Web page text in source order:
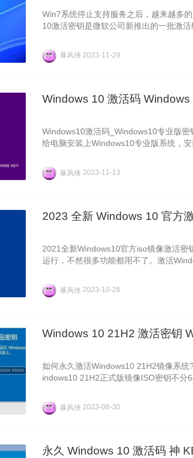
Win7系统停止支持服务之后，越来越多
10激活密钥是微软公司新推出的一批激
列号_神KEY实时更新。
暴风侠2023-11-29
Windows 10 激活码 Windows
Windows10激活码_Windows10专业版
给电脑安装上Windows10专业版系统，
暴风侠2023-11-13
2023 全新 Windows 10 官方
2021全新Windows10官方iso镜像激活
运行，不然很多功能都用不了。激活
暴风侠2023-10-28
Windows 10 21H2 激活密钥
如何永久激活Windows10 21H2镜像系
indows10 21H2正式版镜像ISO密钥不分
暴风侠2023-08-30
永久 Windows 10 激活码 神